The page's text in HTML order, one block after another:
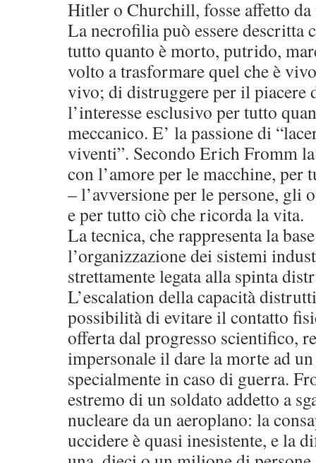
Hitler o Churchill, fosse affetto
La necrofilia può essere descritta
tutto quanto è morto, putrido,
volto a trasformare quel che è
vivo; di distruggere per il piacere
l’interesse esclusivo per tutto
meccanico. E’ la passione di
viventi”. Secondo Erich Fromm
con l’amore per le macchine, per
– l’avversione per le persone,
e per tutto ciò che ricorda la vita.
La tecnica, che rappresenta la
l’organizzazione dei sistemi
strettamente legata alla spinta
L’escalation della capacità
possibilità di evitare il contatto
offerta dal progresso scientifico,
impersonale il dare la morte ad
specialmente in caso di guerra.
estremo di un soldato addetto a
nucleare da un aeroplano: la
uccidere è quasi inesistente, e la